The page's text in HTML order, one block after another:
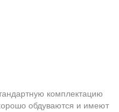
комплектацию
обдуваются и имеют